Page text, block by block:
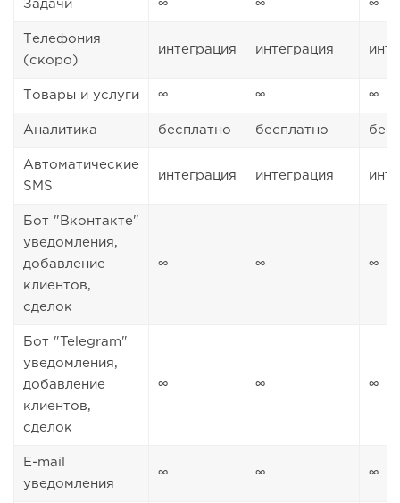
Задачи ∞ ∞ ∞
Телефония
(скоро)
интеграция интеграция
Товары и услуги ∞ ∞ ∞
Аналитика бесплатно бесплатно
Автоматические
SMS
интеграция интеграция
Бот "Вконтакте"
уведомления,
добавление
клиентов,
сделок
∞ ∞ ∞
Бот "Telegram"
уведомления,
добавление
клиентов,
сделок
∞ ∞ ∞
E-mail
уведомления
∞ ∞ ∞